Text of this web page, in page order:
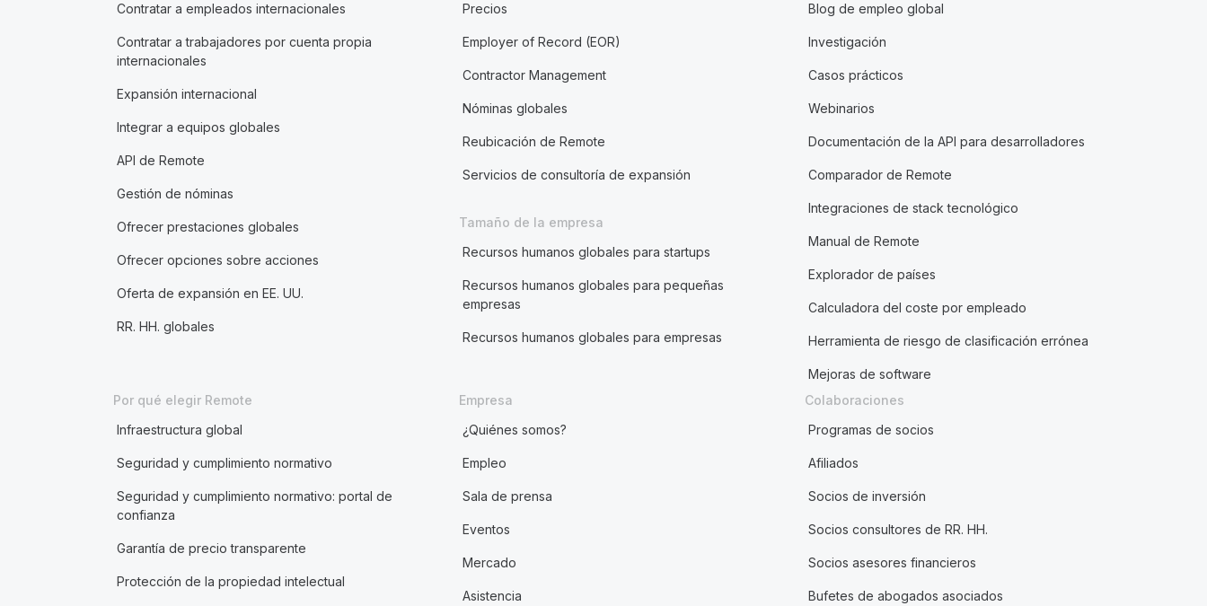
Contratar a empleados internacionales
Contratar a trabajadores por cuenta propia
internacionales
Expansión internacional
Integrar a equipos globales
API de Remote
Gestión de nóminas
Ofrecer prestaciones globales
Ofrecer opciones sobre acciones
Oferta de expansión en EE. UU.
RR. HH. globales
Precios
Employer of Record (EOR)
Contractor Management
Nóminas globales
Reubicación de Remote
Servicios de consultoría de expansión
Tamaño de la empresa
Recursos humanos globales para startups
Recursos humanos globales para pequeñas
empresas
Recursos humanos globales para empresas
Blog de empleo global
Investigación
Casos prácticos
Webinarios
Documentación de la API para desarrolladores
Comparador de Remote
Integraciones de stack tecnológico
Manual de Remote
Explorador de países
Calculadora del coste por empleado
Herramienta de riesgo de clasificación errónea
Mejoras de software
Por qué elegir Remote
Infraestructura global
Seguridad y cumplimiento normativo
Seguridad y cumplimiento normativo: portal de
confianza
Garantía de precio transparente
Protección de la propiedad intelectual
Empresa
¿Quiénes somos?
Empleo
Sala de prensa
Eventos
Mercado
Asistencia
Colaboraciones
Programas de socios
Afiliados
Socios de inversión
Socios consultores de RR. HH.
Socios asesores financieros
Bufetes de abogados asociados